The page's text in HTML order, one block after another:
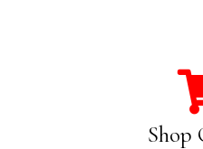
Shop